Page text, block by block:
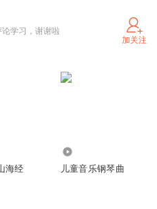
学习，谢谢啦
加关注
海经 儿童音乐钢琴曲